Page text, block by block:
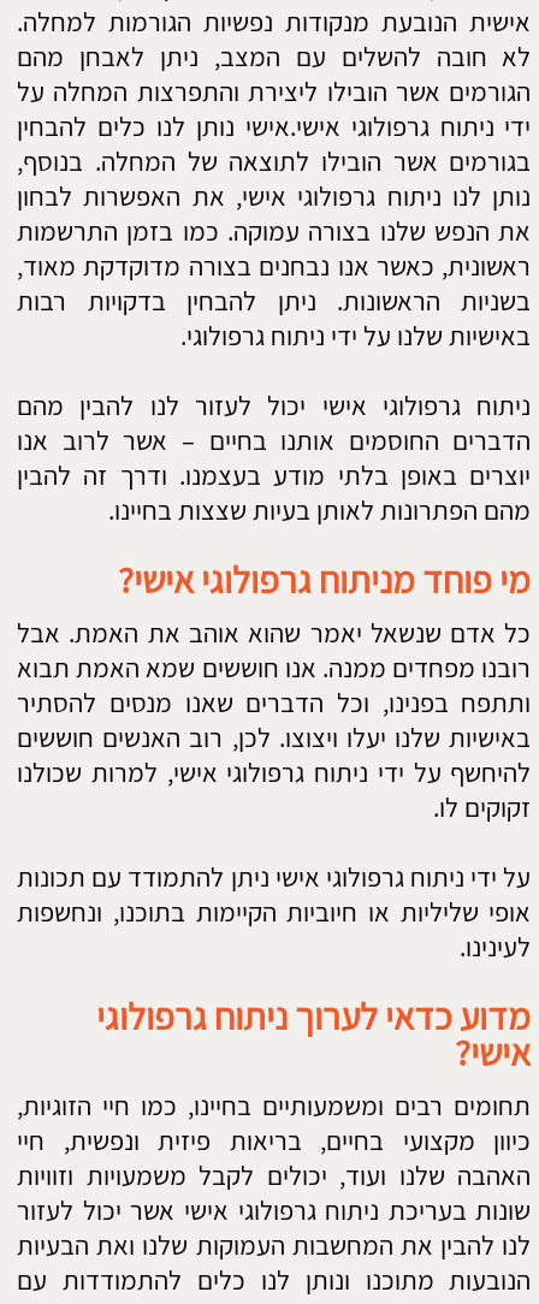
תחומים רבים ומשמעותיים בחיינו, כמו חיי הזוגיות,
כיוון מקצועי בחיים, בריאות פיזית ונפשית, חיי
האהבה שלנו ועוד, יכולים לקבל משמעויות וזוויות
שונות בעריכת ניתוח גרפולוגי אישי אשר יכול לעזור
לנו להבין את המחשבות העמוקות שלנו ואת הבעיות
הנובעות מתוכנו ונותן לנו כלים להתמודדות עם
קשיים ובעיות בחיינו.
על מנת לעזור לאדם שעבר ניתוח גרפולוגי אישי,
להפנים את הבעיות ולעזור לו לפתור אותן ולהגיע אל
המטרות שהציב לעצמו, הן מהפן הרגשי והן מהפן
הלוגי, יש צורך גם בשיחה אישית. השיחה עם
הגרפולוג עוזרת לאדם לקבל כלים להתמודדות עם
הבעיות או הדילמות האישיות בחייו.
דילמות והתלבטויות הן חלק בלתי נפרד מחיינו, על
ידי ניתוח גרפולוגי אישי נוכל לקבל תמונה אמיתית
ומלאה, שתעזור לנו לקבל את ההחלטות בצורה יותר
שקולה ומושכלת. במקום לחפש פתרונות קלים
ומהירים שאינם עוזרים בסופו של דבר ומשאירים
של הבעיה, שעולה מתוך ניתוח גרפולוגי אישי. ניתוח
גרפולוגי אישי, לא נותן לנו תשובות חיצוניות אלא
בתוכנו ולהוציא אותן לאוויר העולם. את הכיוון בו
נרצה ללכת אנו בוחרים בסופו של דבר בעצמנו.
רוצים לדעת כיצד כותבים נכון קורות חיים?
שלח
דוא"ל:
​צרו קשר
אשמח לעמוד לשרותכם!